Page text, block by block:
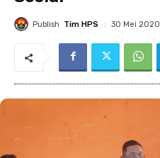
Publish Tim HPS 30 Mei 2020